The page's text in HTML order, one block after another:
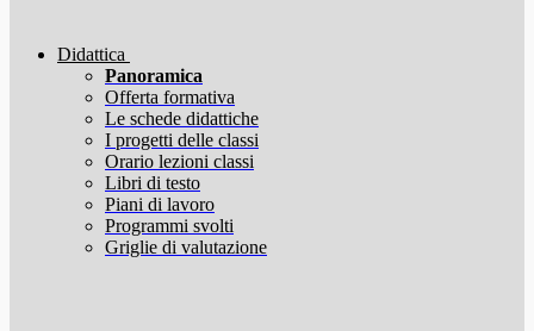
Didattica
Panoramica
Offerta formativa
Le schede didattiche
I progetti delle classi
Orario lezioni classi
Libri di testo
Piani di lavoro
Programmi svolti
Griglie di valutazione